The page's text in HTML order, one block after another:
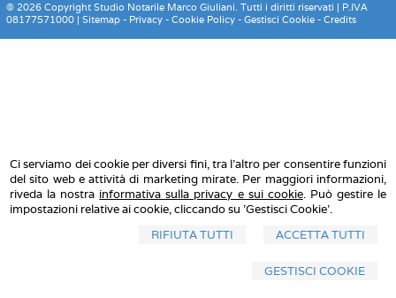
Ci serviamo dei cookie per diversi fini, tra l'altro per consentire funzioni
del sito web e attività di marketing mirate. Per maggiori informazioni,
riveda la nostra informativa sulla privacy e sui cookie. Può gestire le
impostazioni relative ai cookie, cliccando su 'Gestisci Cookie'.
ACCETTA TUTTI
RIFIUTA TUTTI
GESTISCI COOKIE
© 2026 Copyright Studio Notarile Marco Giuliani. Tutti i diritti riservati | P.IVA
08177571000 | Sitemap- Privacy- Cookie Policy- Gestisci Cookie- Credits